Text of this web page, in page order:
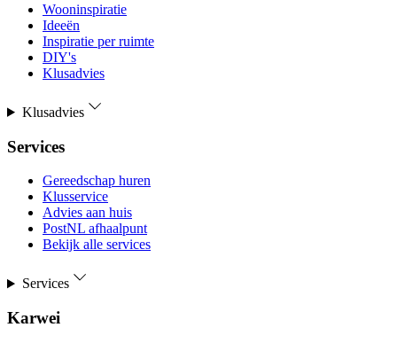
Wooninspiratie
Ideeën
Inspiratie per ruimte
DIY's
Klusadvies
Klusadvies
Services
Gereedschap huren
Klusservice
Advies aan huis
PostNL afhaalpunt
Bekijk alle services
Services
Karwei